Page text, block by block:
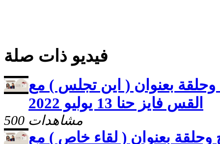
فيديو ذات صلة
وحلقة بعنوان ( اين تجلس ) مع
القس فايز حنا 13 يوليو 2022
500 مشاهدات
وحلقة بعنوان ( لقاء خاص ) مع